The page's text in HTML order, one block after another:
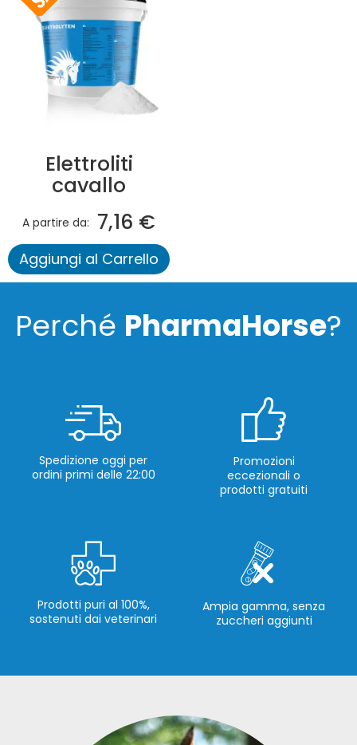
Elettroliti
cavallo
A partire da 7,16 €
Aggiungi al Carrello
Perché PharmaHorse?
Spedizione oggi per
ordini primi delle 22:00
Promozioni
eccezionali o
prodotti gratuiti
Prodotti puri al 100%,
sostenuti dai veterinari
Ampia gamma, senza
zuccheri aggiunti